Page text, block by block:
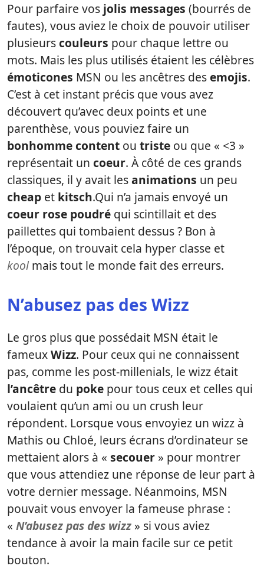
Pour parfaire vos jolis messages (bourrés de
fautes), vous aviez le choix de pouvoir utiliser
plusieurscouleurs pour chaque lettre ou
mots. Mais les plus utilisés étaient les célèbres
émoticones MSN ou les ancêtres desemojis.
C’est à cet instant précis que vous avez
découvert qu’avec deux points et une
parenthèse, vous pouviez faire un
bonhommecontent ou triste ou que « <3 »
représentait un coeur. À côté de ces grands
classiques, il y avait lesanimations un peu
cheap et kitsch.Qui n’a jamais envoyé un
coeur rose poudré qui scintillait et des
paillettes qui tombaient dessus ? Bon à
l’époque, on trouvait cela hyper classe et
koolmais tout le monde fait des erreurs.
N’abusez pas des Wizz
Le gros plus que possédait MSN était le
fameuxWizz. Pour ceux qui ne connaissent
pas, comme les post-millenials, le wizz était
l’ancêtre du poke pour tous ceux et celles qui
voulaient qu’un ami ou un crush leur
répondent. Lorsque vous envoyiez un wizz à
Mathis ou Chloé, leurs écrans d’ordinateur se
mettaient alors à « secouer » pour montrer
que vous attendiez une réponse de leur part à
votre dernier message. Néanmoins, MSN
pouvait vous envoyer la fameuse phrase :
« N’abusez pas des wizz » si vous aviez
tendance à avoir la main facile sur ce petit
bouton.